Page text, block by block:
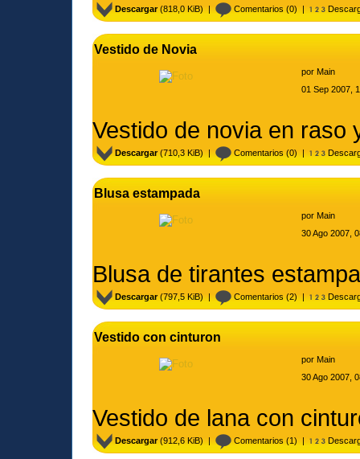
Descargar(818,0 KiB) | Comentarios (0) |
Vestido de Novia
por Main
01 Sep 2007,
Vestido de novia en raso
Descargar(710,3 KiB) | Comentarios (0) |
Blusa estampada
por Main
30 Ago 2007,
Blusa de tirantes
Descargar(797,5 KiB) | Comentarios (2) |
Vestido con cinturon
por Main
30 Ago 2007,
Vestido de lana con
Descargar(912,6 KiB) | Comentarios (1) |